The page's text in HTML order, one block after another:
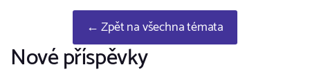
← Zpět na všechna témata
Nové příspěvky